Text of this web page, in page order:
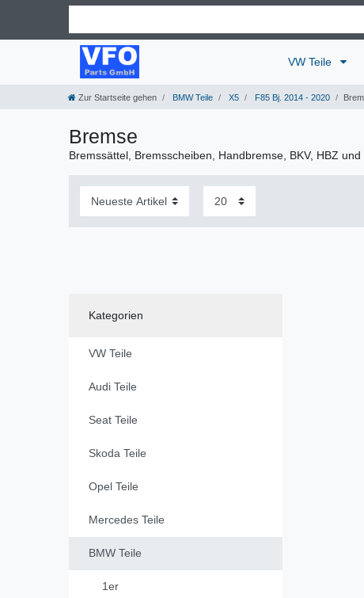
VW Teile
Zur Startseite gehen BMW Teile X5 F85 Bj. 2014 - 2020
Bremse
Bremssättel, Bremsscheiben, Handbremse, BKV, HBZ
Kategorien
VW Teile
Audi Teile
Seat Teile
Skoda Teile
Opel Teile
Mercedes Teile
BMW Teile
1er